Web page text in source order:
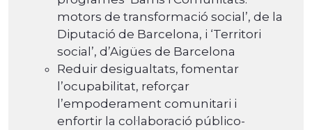
motors de transformació social’, de la
Diputació de Barcelona, i ‘Territori
social’, d’Aigües de Barcelona
Reduir desigualtats, fomentar
l’ocupabilitat, reforçar
l’empoderament comunitari i
enfortir la col·laboració público-